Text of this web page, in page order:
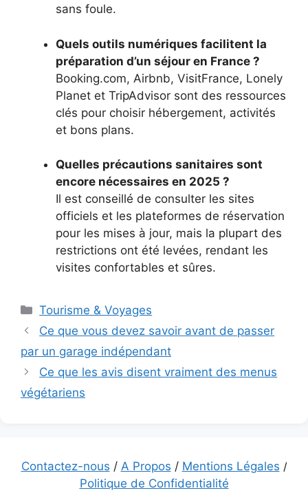
sans foule.
Quels outils numériques facilitent la
préparation d’un séjour en France ?
Booking.com, Airbnb, VisitFrance, Lonely
Planet et TripAdvisor sont des ressources
clés pour choisir hébergement, activités
et bons plans.
Quelles précautions sanitaires sont
encore nécessaires en 2025 ?
Il est conseillé de consulter les sites
officiels et les plateformes de réservation
pour les mises à jour, mais la plupart des
restrictions ont été levées, rendant les
visites confortables et sûres.
Catégories
Tourisme & Voyages
Ce que vous devez savoir avant de passer
par un garage indépendant
Ce que les avis disent vraiment des menus
végétariens
Contactez-nous / A Propos / Mentions Légales /
Politique de Confidentialité